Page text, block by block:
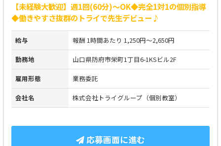
【未経験大歓迎】週1回(60分)～OK◆完全1対1の個別指導
◆働きやすさ抜群のトライで先生デビュー♪
給与 報酬 1時間あたり 1,250円～2,650円
勤務地 山口県防府市栄町1丁目6-1KSビル2F
雇用形態 業務委託
会社名 株式会社トライグループ（個別教室）
応募画面に進む